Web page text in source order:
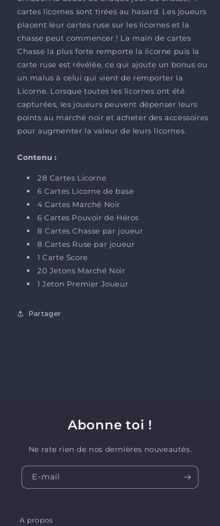
cartes licornes sont tirées au hasard. Les joueurs
placent leur cartes ruse sur les licornes et la
chasse peut commencer ! La main de cartes
Chasse la plus forte remporte la licorne puis la
carte ruse est révélée, ce qui ajoute un bonus ou
un malus à celui qui vient de remporter la
Licorne. Lorsque toutes les licornes ont été
capturées, les joueurs peuvent dépenser leurs
points au marché noir et acheter des accessoires
pour augmenter la valeur de leurs licornes.
Contenu :
28 Cartes Licorne
6 Cartes Licorne de base
4 Cartes Marché Noir
6 Cartes Pouvoir de Héros
8 Cartes Chasse par joueur
8 Cartes Ruse par joueur
1 Carte Score
20 Jetons Marché Noir
1 Jeton Premier Joueur
Partager
Abonne toi !
Ne rate rien de nos dernières nouveautés.
E-mail
A propos